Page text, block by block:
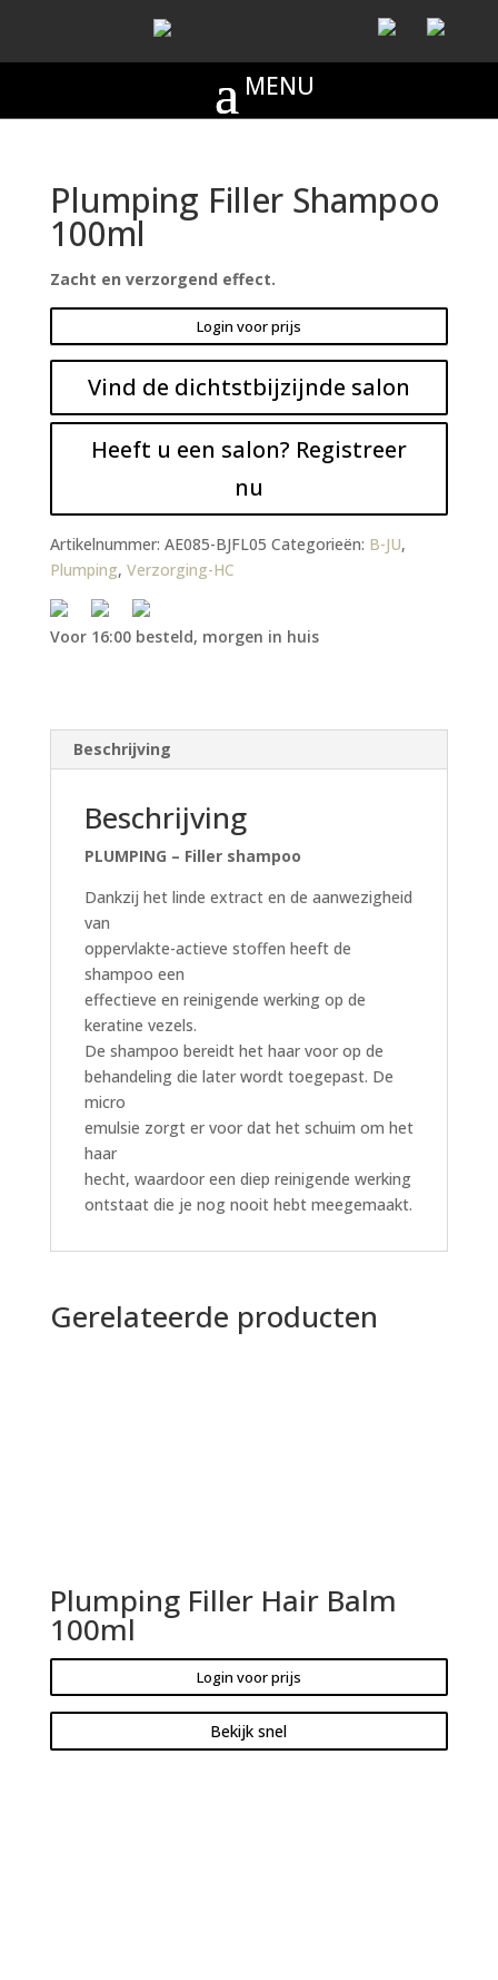
Plumping Filler Shampoo
100ml
Zacht en verzorgend effect.
Login voor prijs
Vind de dichtstbijzijnde salon
Heeft u een salon? Registreer
nu
Artikelnummer: AE085-BJFL05 Categorieën: B-JU,
Plumping, Verzorging-HC
Voor 16:00 besteld, morgen in huis
Beschrijving
Beschrijving
PLUMPING – Filler shampoo
Dankzij het linde extract en de aanwezigheid
van
oppervlakte-actieve stoffen heeft de
shampoo een
effectieve en reinigende werking op de
keratine vezels.
De shampoo bereidt het haar voor op de
behandeling die later wordt toegepast. De
micro
emulsie zorgt er voor dat het schuim om het
haar
hecht, waardoor een diep reinigende werking
ontstaat die je nog nooit hebt meegemaakt.
Gerelateerde producten
Plumping Filler Hair Balm
100ml
Login voor prijs
Bekijk snel